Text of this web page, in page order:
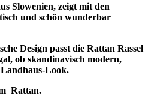
Slowenien, zeigt mit den
und schön wunderbar
Design passt die Rattan Rassel
ob skandinavisch modern,
Landhaus-Look.
Rattan.